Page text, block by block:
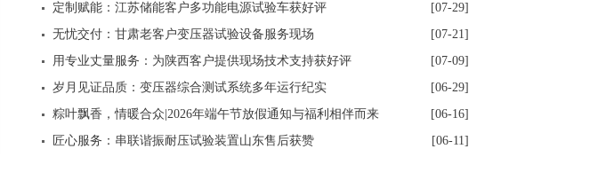
[07-29]
定制赋能：江苏储能客户多功能电源试验车获好评
[07-21]
无忧交付：甘肃老客户变压器试验设备服务现场
[07-09]
用专业丈量服务：为陕西客户提供现场技术支持获好评
[06-29]
岁月见证品质：变压器综合测试系统多年运行纪实
[06-16]
粽叶飘香，情暖合众|2026年端午节放假通知与福利相伴而来
[06-11]
匠心服务：串联谐振耐压试验装置山东售后获赞